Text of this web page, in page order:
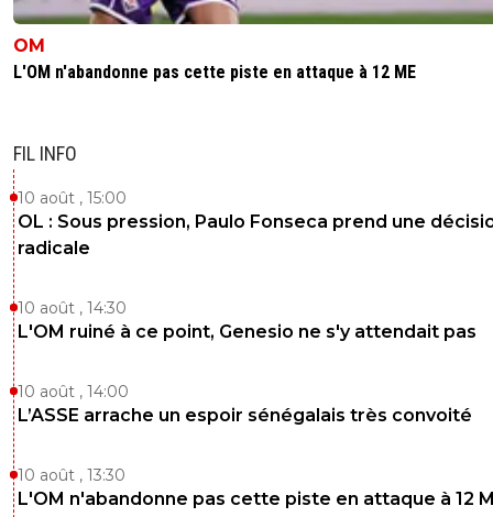
OM
L'OM n'abandonne pas cette piste en attaque à 12 ME
FIL INFO
10 août , 15:00
OL : Sous pression, Paulo Fonseca prend une
radicale
10 août , 14:30
L'OM ruiné à ce point, Genesio ne s'y attendait pas
10 août , 14:00
L’ASSE arrache un espoir sénégalais très convoité
10 août , 13:30
L'OM n'abandonne pas cette piste en attaque à 12